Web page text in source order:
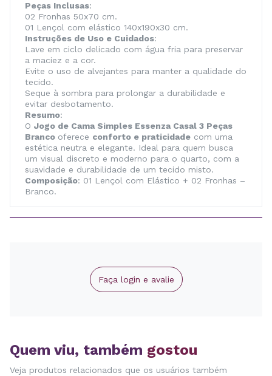
Peças Inclusas:
02 Fronhas 50x70 cm.
01 Lençol com elástico 140x190x30 cm.
Instruções de Uso e Cuidados:
Lave em ciclo delicado com água fria para preservar
a maciez e a cor.
Evite o uso de alvejantes para manter a qualidade do
tecido.
Seque à sombra para prolongar a durabilidade e
evitar desbotamento.
Resumo:
O Jogo de Cama Simples Essenza Casal 3 Peças
Branco oferece conforto e praticidade com uma
estética neutra e elegante. Ideal para quem busca
um visual discreto e moderno para o quarto, com a
suavidade e durabilidade de um tecido misto.
Composição: 01 Lençol com Elástico + 02 Fronhas –
Branco.
Faça login e avalie
Quem viu, também gostou
Veja produtos relacionados que os usuários também